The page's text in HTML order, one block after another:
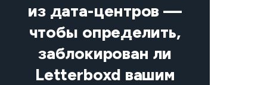
из дата-центров —
чтобы определить,
заблокирован ли
Letterboxd вашим